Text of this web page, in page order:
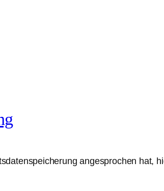
angesprochen hat,